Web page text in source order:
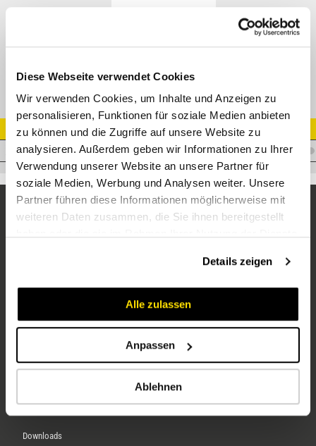
Diese Webseite verwendet Cookies
Wir verwenden Cookies, um Inhalte und Anzeigen zu
personalisieren, Funktionen für soziale Medien anbieten
zu können und die Zugriffe auf unsere Website zu
analysieren. Außerdem geben wir Informationen zu Ihrer
Verwendung unserer Website an unsere Partner für
soziale Medien, Werbung und Analysen weiter. Unsere
Partner führen diese Informationen möglicherweise mit
weiteren Daten zusammen, die Sie ihnen bereitgestellt
Details zeigen
Alle zulassen
Anpassen
Ablehnen
Artikel Nr.
I.E38BM11/2VA
Karriere
Downloads